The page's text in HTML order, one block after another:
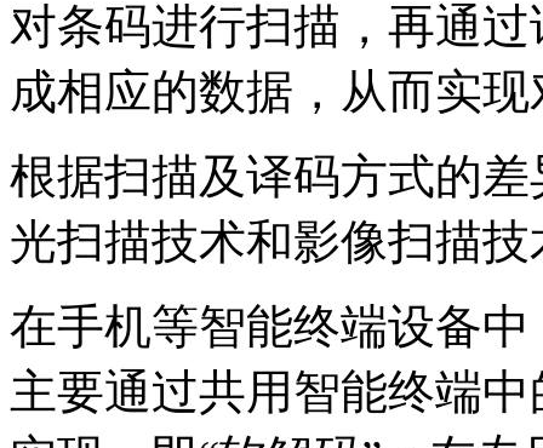
对条码进行扫描，再通
成相应的数据，从而实
根据扫描及译码方式的
光扫描技术和影像扫描
在手机等智能终端设备
主要通过共用智能终端